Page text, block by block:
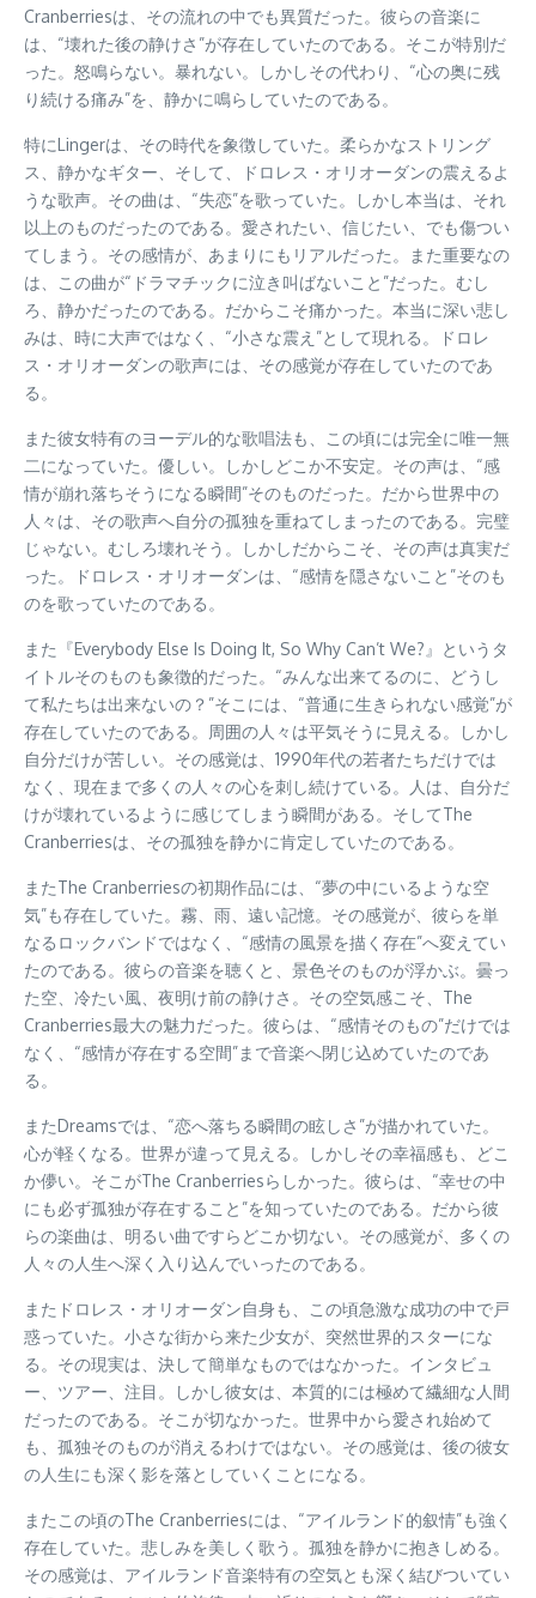
Cranberriesは、その流れの中でも異質だった。彼らの音楽に
は、“壊れた後の静けさ”が存在していたのである。そこが特別だ
った。怒鳴らない。暴れない。しかしその代わり、“心の奥に残
り続ける痛み”を、静かに鳴らしていたのである。
特にLingerは、その時代を象徴していた。柔らかなストリング
ス、静かなギター、そして、ドロレス・オリオーダンの震えるよ
うな歌声。その曲は、“失恋”を歌っていた。しかし本当は、それ
以上のものだったのである。愛されたい、信じたい、でも傷つい
てしまう。その感情が、あまりにもリアルだった。また重要なの
は、この曲が“ドラマチックに泣き叫ばないこと”だった。むし
ろ、静かだったのである。だからこそ痛かった。本当に深い悲し
みは、時に大声ではなく、“小さな震え”として現れる。ドロレ
ス・オリオーダンの歌声には、その感覚が存在していたのであ
る。
また彼女特有のヨーデル的な歌唱法も、この頃には完全に唯一無
二になっていた。優しい。しかしどこか不安定。その声は、“感
情が崩れ落ちそうになる瞬間”そのものだった。だから世界中の
人々は、その歌声へ自分の孤独を重ねてしまったのである。完璧
じゃない。むしろ壊れそう。しかしだからこそ、その声は真実だ
った。ドロレス・オリオーダンは、“感情を隠さないこと”そのも
のを歌っていたのである。
また『Everybody Else Is Doing It, So Why Can’t We?』というタ
イトルそのものも象徴的だった。“みんな出来てるのに、どうし
て私たちは出来ないの？”そこには、“普通に生きられない感覚”が
存在していたのである。周囲の人々は平気そうに見える。しかし
自分だけが苦しい。その感覚は、1990年代の若者たちだけでは
なく、現在まで多くの人々の心を刺し続けている。人は、自分だ
けが壊れているように感じてしまう瞬間がある。そしてThe
Cranberriesは、その孤独を静かに肯定していたのである。
またThe Cranberriesの初期作品には、“夢の中にいるような空
気”も存在していた。霧、雨、遠い記憶。その感覚が、彼らを単
なるロックバンドではなく、“感情の風景を描く存在”へ変えてい
たのである。彼らの音楽を聴くと、景色そのものが浮かぶ。曇っ
た空、冷たい風、夜明け前の静けさ。その空気感こそ、The
Cranberries最大の魅力だった。彼らは、“感情そのもの”だけでは
なく、“感情が存在する空間”まで音楽へ閉じ込めていたのであ
る。
またDreamsでは、“恋へ落ちる瞬間の眩しさ”が描かれていた。
心が軽くなる。世界が違って見える。しかしその幸福感も、どこ
か儚い。そこがThe Cranberriesらしかった。彼らは、“幸せの中
にも必ず孤独が存在すること”を知っていたのである。だから彼
らの楽曲は、明るい曲ですらどこか切ない。その感覚が、多くの
人々の人生へ深く入り込んでいったのである。
またドロレス・オリオーダン自身も、この頃急激な成功の中で戸
惑っていた。小さな街から来た少女が、突然世界的スターにな
る。その現実は、決して簡単なものではなかった。インタビュ
ー、ツアー、注目。しかし彼女は、本質的には極めて繊細な人間
だったのである。そこが切なかった。世界中から愛され始めて
も、孤独そのものが消えるわけではない。その感覚は、後の彼女
の人生にも深く影を落としていくことになる。
またこの頃のThe Cranberriesには、“アイルランド的叙情”も強く
存在していた。悲しみを美しく歌う。孤独を静かに抱きしめる。
その感覚は、アイルランド音楽特有の空気とも深く結びついてい